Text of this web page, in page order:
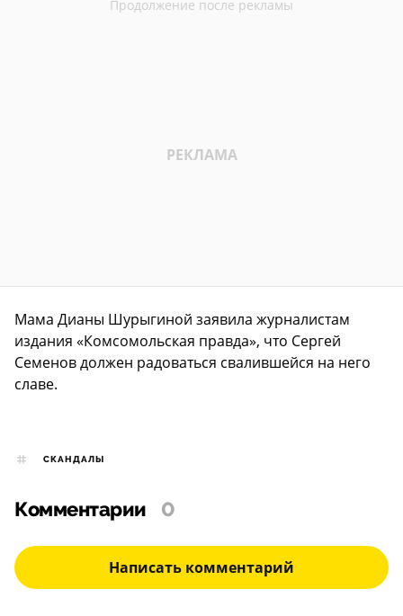
Мама Дианы Шурыгиной заявила журналистам
издания «Комсомольская правда», что Сергей
Семенов должен радоваться свалившейся на него
славе.
СКАНДАЛЫ
Комментарии 0
Написать комментарий